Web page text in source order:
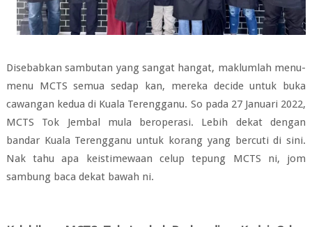
Disebabkan sambutan yang sangat hangat, maklumlah menu-
menu MCTS semua sedap kan, mereka decide untuk buka
cawangan kedua di Kuala Terengganu. So pada 27 Januari 2022,
MCTS Tok Jembal mula beroperasi. Lebih dekat dengan
bandar Kuala Terengganu untuk korang yang bercuti di sini.
Nak tahu apa keistimewaan celup tepung MCTS ni, jom
sambung baca dekat bawah ni.